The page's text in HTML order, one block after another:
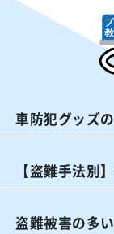
車防犯グッズ
【盗難手法別
盗難被害の多